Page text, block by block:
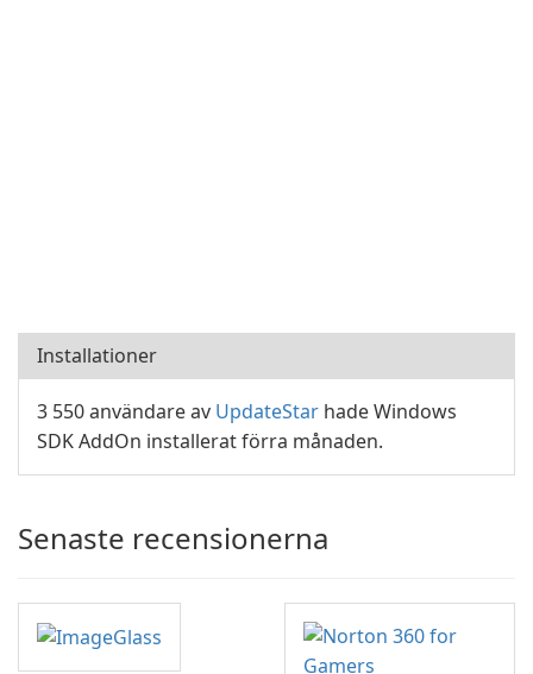
Installationer
3 550 användare av UpdateStar hade Windows
SDK AddOn installerat förra månaden.
Senaste recensionerna